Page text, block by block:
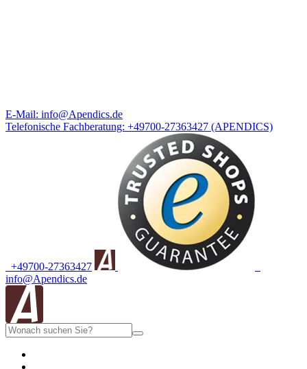
E-Mail: info@Apendics.de
Telefonische Fachberatung: +49700-27363427 (APENDICS)
+49700-27363427
info@Apendics.de